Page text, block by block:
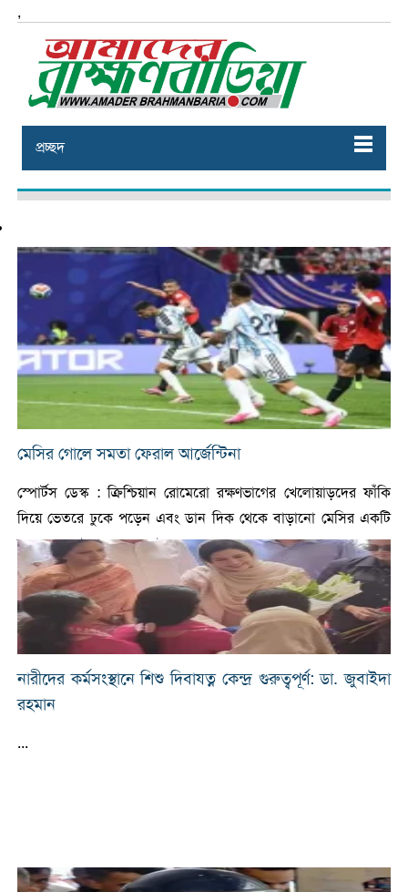
,
প্রচ্ছদ
মেসির গোলে সমতা ফেরাল আর্জেন্টিনা
স্পোর্টস ডেস্ক : ক্রিশ্চিয়ান রোমেরো রক্ষণভাগের খেলোয়াড়দের ফাঁকি
দিয়ে ভেতরে ঢুকে পড়েন এবং ডান দিক থেকে বাড়ানো মেসির একটি
ক্রসে চমৎকার হেডে বল জালে জ ...
নারীদের কর্মসংস্থানে শিশু দিবাযত্ন কেন্দ্র গুরুত্বপূর্ণ: ডা. জুবাইদা
রহমান
...